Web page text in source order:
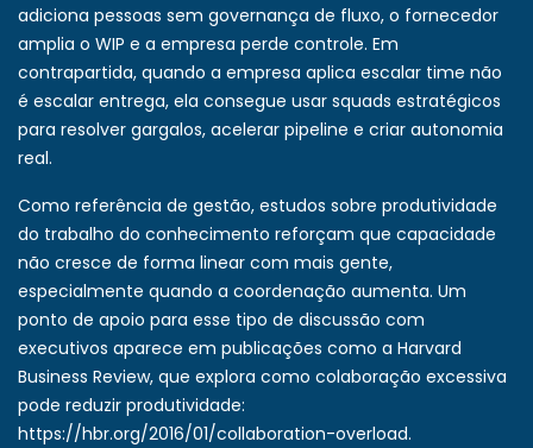
adiciona pessoas sem governança de fluxo, o fornecedor
amplia o WIP e a empresa perde controle. Em
contrapartida, quando a empresa aplica escalar time não
é escalar entrega, ela consegue usar squads estratégicos
para resolver gargalos, acelerar pipeline e criar autonomia
real.
Como referência de gestão, estudos sobre produtividade
do trabalho do conhecimento reforçam que capacidade
não cresce de forma linear com mais gente,
especialmente quando a coordenação aumenta. Um
ponto de apoio para esse tipo de discussão com
executivos aparece em publicações como a Harvard
Business Review, que explora como colaboração excessiva
pode reduzir produtividade:
https://hbr.org/2016/01/collaboration-overload.